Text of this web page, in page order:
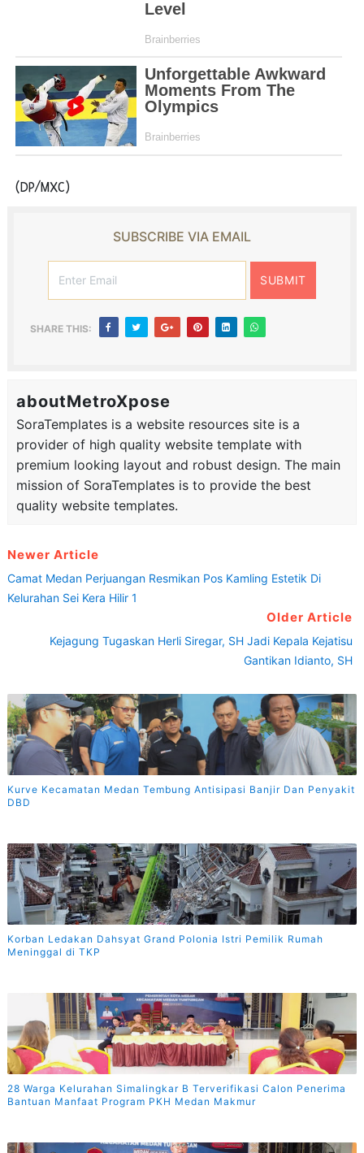
(DP/MXC)
SUBSCRIBE VIA EMAIL
SHARE THIS:
aboutMetroXpose
SoraTemplates is a website resources site is a
provider of high quality website template with
premium looking layout and robust design. The main
mission of SoraTemplates is to provide the best
quality website templates.
Newer Article
Camat Medan Perjuangan Resmikan Pos Kamling Estetik Di
Kelurahan Sei Kera Hilir 1
Older Article
Kejagung Tugaskan Herli Siregar, SH Jadi Kepala Kejatisu
Gantikan Idianto, SH
Kurve Kecamatan Medan Tembung Antisipasi Banjir Dan Penyakit
DBD
Korban Ledakan Dahsyat Grand Polonia Istri Pemilik Rumah
Meninggal di TKP
28 Warga Kelurahan Simalingkar B Terverifikasi Calon Penerima
Bantuan Manfaat Program PKH Medan Makmur